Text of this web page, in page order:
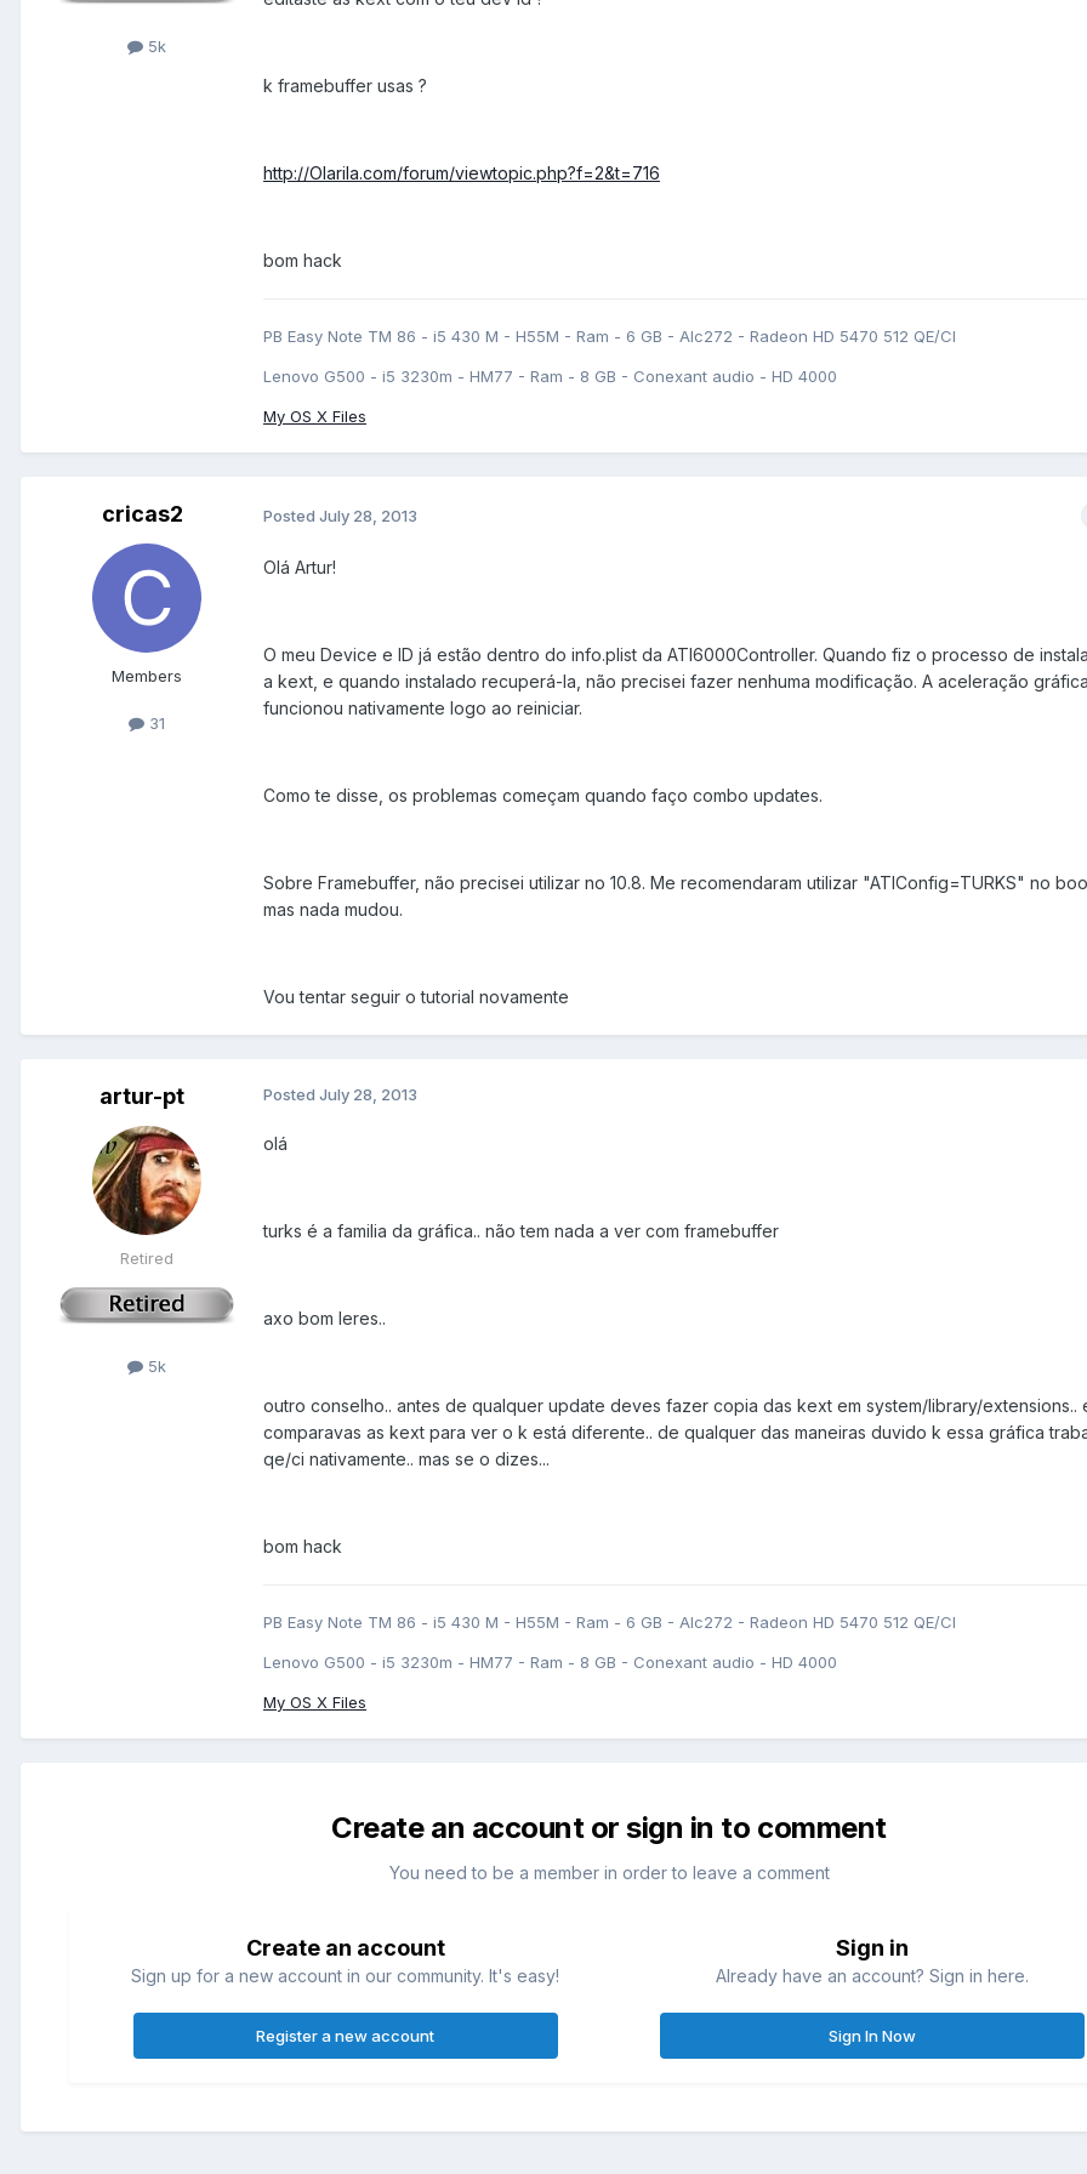
5k
k framebuffer usas ?
http://Olarila.com/forum/viewtopic.php?f=2&t=716
bom hack
PB Easy Note TM 86 - i5 430 M - H55M - Ram - 6 GB - Alc272 - Radeon HD 5470 512 QE/CI
Lenovo G500 - i5 3230m - HM77 - Ram - 8 GB - Conexant audio - HD 4000
My OS X Files
cricas2
Members
31
Posted July 28, 2013
Olá Artur!
O meu Device e ID já estão dentro do info.plist da ATI6000Controller. Quando fiz o processo de
a kext, e quando instalado recuperá-la, não precisei fazer nenhuma modificação. A aceleração
funcionou nativamente logo ao reiniciar.
Como te disse, os problemas começam quando faço combo updates.
Sobre Framebuffer, não precisei utilizar no 10.8. Me recomendaram utilizar "ATIConfig=TURKS" no
mas nada mudou.
Vou tentar seguir o tutorial novamente
artur-pt
Retired
5k
Posted July 28, 2013
olá
turks é a familia da gráfica.. não tem nada a ver com framebuffer
axo bom leres..
outro conselho.. antes de qualquer update deves fazer copia das kext em system/library/extensions..
comparavas as kext para ver o k está diferente.. de qualquer das maneiras duvido k essa gráfica
qe/ci nativamente.. mas se o dizes...
bom hack
PB Easy Note TM 86 - i5 430 M - H55M - Ram - 6 GB - Alc272 - Radeon HD 5470 512 QE/CI
Lenovo G500 - i5 3230m - HM77 - Ram - 8 GB - Conexant audio - HD 4000
My OS X Files
Create an account or sign in to comment
You need to be a member in order to leave a comment
Create an account
Sign up for a new account in our community. It's easy!
Register a new account
Sign in
Already have an account? Sign in here.
Sign In Now